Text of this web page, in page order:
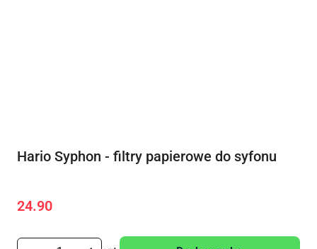
Hario Syphon - filtry papierowe do syfonu
Cena:
24.90